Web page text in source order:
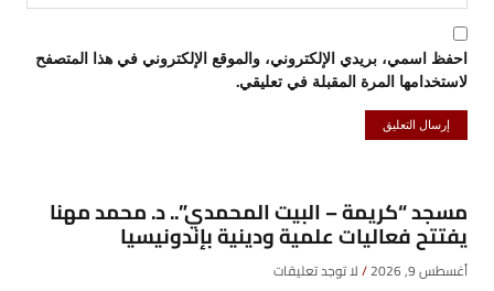
احفظ اسمي، بريدي الإلكتروني، والموقع الإلكتروني في هذا المتصفح
لاستخدامها المرة المقبلة في تعليقي.
مسجد “كريمة – البيت المحمدي”.. د. محمد مهنا
يفتتح فعاليات علمية ودينية بإندونيسيا
أغسطس 9, 2026 لا توجد تعليقات